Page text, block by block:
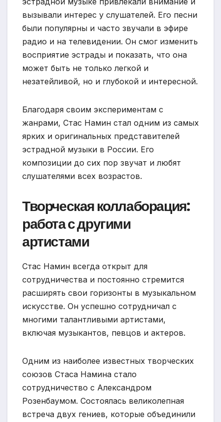
вызывали интерес у слушателей. Его песни
были популярны и часто звучали в эфире
радио и на телевидении. Он смог изменить
восприятие эстрады и показать, что она
может быть не только легкой и
незатейливой, но и глубокой и интересной.
Благодаря своим экспериментам с
жанрами, Стас Намин стал одним из самых
ярких и оригинальных представителей
эстрадной музыки в России. Его
композиции до сих пор звучат и любят
слушателями всех возрастов.
Творческая коллаборация:
работа с другими
артистами
Стас Намин всегда открыт для
сотрудничества и постоянно стремится
расширять свои горизонты в музыкальном
искусстве. Он успешно сотрудничал с
многими талантливыми артистами,
включая музыкантов, певцов и актеров.
Одним из наиболее известных творческих
союзов Стаса Намина стало
сотрудничество с Александром
Розенбаумом. Состоялась великолепная
встреча двух гениев, которые объединили